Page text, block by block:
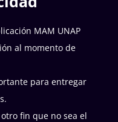
MAM UNAP
al momento de
para entregar
fin que no sea el